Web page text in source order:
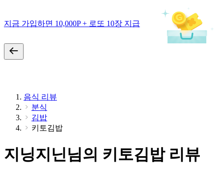
지금 가입하면 10,000P + 로또 10장 지급
음식 리뷰
분식
김밥
키토김밥
지닝지닌님의 키토김밥 리뷰